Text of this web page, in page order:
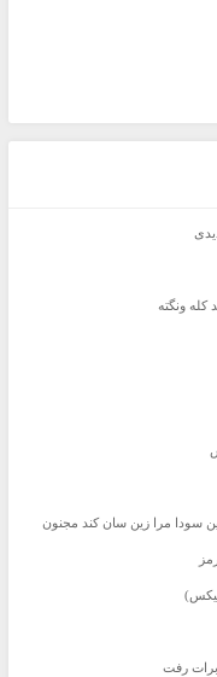
کله ونگته
سودا مرا زین سان کند مجنون
برات رفت